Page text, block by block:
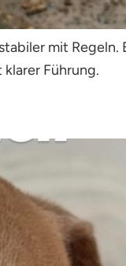
mit Regeln.
Führung.